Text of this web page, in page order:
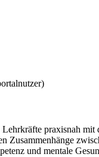
praxisnah
Zusammenhänge
und mentale